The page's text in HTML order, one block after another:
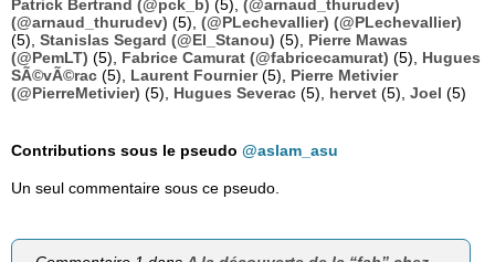
Patrick Bertrand (@pck_b) (5), (@arnaud_thurudev)
(@arnaud_thurudev) (5), (@PLechevallier) (@PLechevallier)
(5), Stanislas Segard (@El_Stanou) (5), Pierre Mawas
(@PemLT) (5), Fabrice Camurat (@fabricecamurat) (5), Hugues
SÃ©vÃ©rac (5), Laurent Fournier(5), Pierre Metivier
(@PierreMetivier) (5), Hugues Severac (5), hervet (5), Joel (5)
Contributions sous le pseudo @aslam_asu
Un seul commentaire sous ce pseudo.